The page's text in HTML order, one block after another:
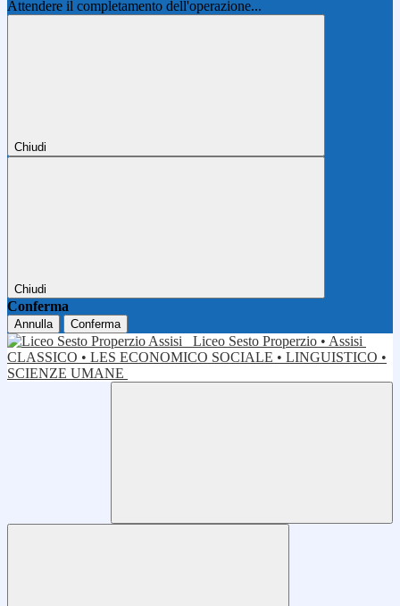
Attendere il completamento dell'operazione...
Chiudi
Chiudi
Conferma
Annulla Conferma
Liceo Sesto Properzio • Assisi
CLASSICO • LES ECONOMICO SOCIALE • LINGUISTICO •
SCIENZE UMANE